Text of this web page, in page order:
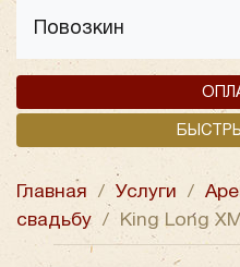
Повозкин
Главная / Услуги /
свадьбу
/ King Long